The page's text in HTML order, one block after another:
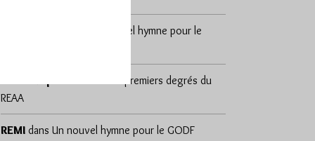
Un nouvel hymne pour le
Les 18 premiers degrés du
REAA
REMI dans Un nouvel hymne pour le GODF